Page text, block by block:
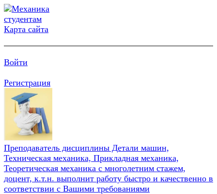
Карта сайта
Войти
Регистрация
Преподаватель дисциплины Детали машин,
Техническая механика, Прикладная механика,
Теоретическая механика с многолетним стажем,
доцент, к.т.н. выполнит работу быстро и качественно в
соответствии с Вашими требованиями